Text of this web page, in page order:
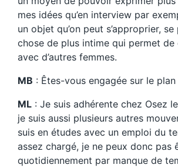
mes idées qu’en interview par
un objet qu’on peut s’approprier,
chose de plus intime qui permet de
avec d’autres femmes.
MB : Êtes-vous engagée sur le
ML : Je suis adhérente chez Osez
je suis aussi plusieurs autres
suis en études avec un emploi du
assez chargé, je ne peux donc pas
quotidiennement par manque de